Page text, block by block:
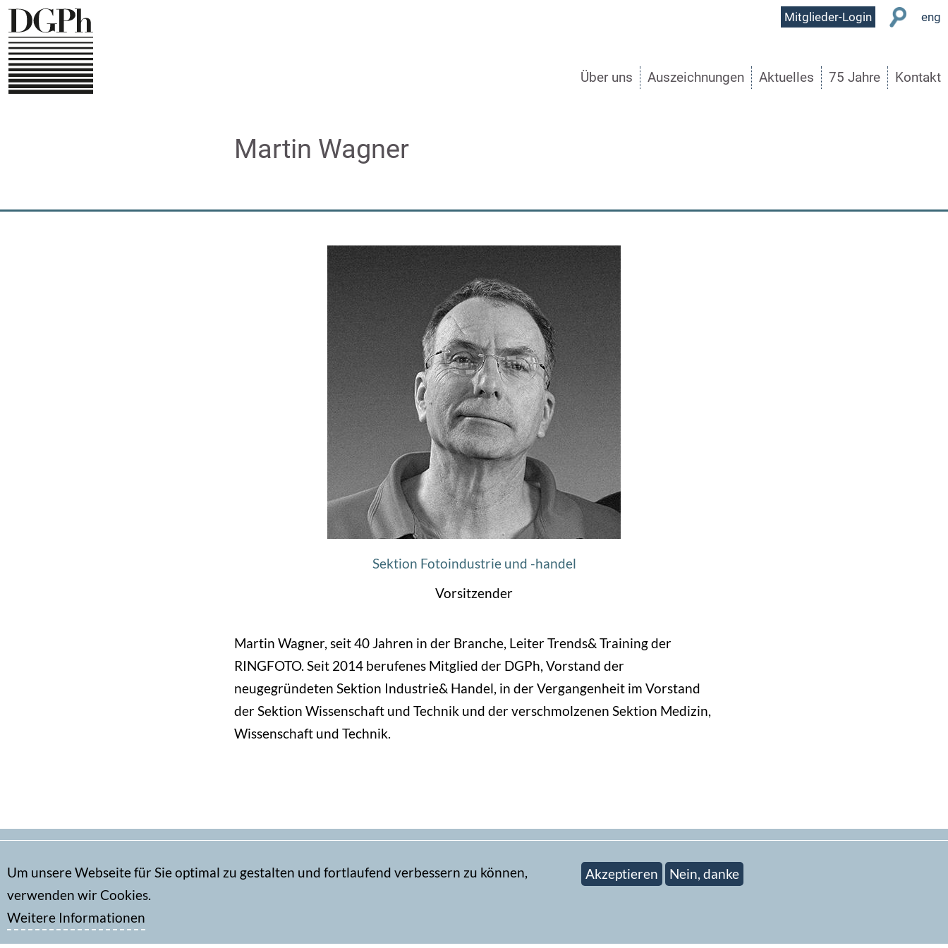
Direkt
zum
Inhalt
User
Mitglieder-Login eng
Über uns Auszeichnungen Aktuelles 75 Jahre Kontakt
Martin Wagner
Sektion Fotoindustrie und -handel
Vorsitzender
Martin Wagner, seit 40 Jahren in der Branche, Leiter Trends& Training der
RINGFOTO. Seit 2014 berufenes Mitglied der DGPh, Vorstand der
neugegründeten Sektion Industrie& Handel, in der Vergangenheit im Vorstand
der Sektion Wissenschaft und Technik und der verschmolzenen Sektion Medizin,
Wissenschaft und Technik.
Secondary
menu
Impressum
Datenschutz
Newsletter abonnieren
Um unsere Webseite für Sie optimal zu gestalten und fortlaufend verbessern zu können,
verwenden wir Cookies.
Weitere Informationen
Akzeptieren Nein, danke